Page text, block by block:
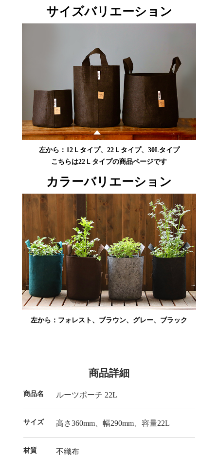
サイズバリエーション
左から：12Ｌタイプ、22Ｌタイプ、30Lタイプ
こちらは22Ｌタイプの商品ページです
カラーバリエーション
左から：フォレスト、ブラウン、グレー、ブラック
商品詳細
商品名 ルーツポーチ 22L
サイズ 高さ360mm、幅290mm、容量22L
材質 不織布